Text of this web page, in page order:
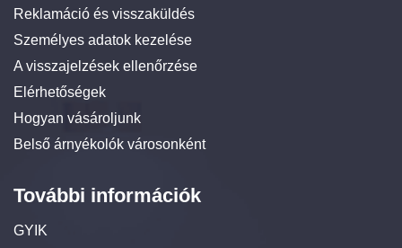
Reklamáció és visszaküldés
Személyes adatok kezelése
A visszajelzések ellenőrzése
Elérhetőségek
Hogyan vásároljunk
Belső árnyékolók városonként
További információk
GYIK